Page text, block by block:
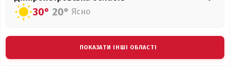
30° 20° Ясно
ПОКАЗАТИ ІНШІ ОБЛАСТІ